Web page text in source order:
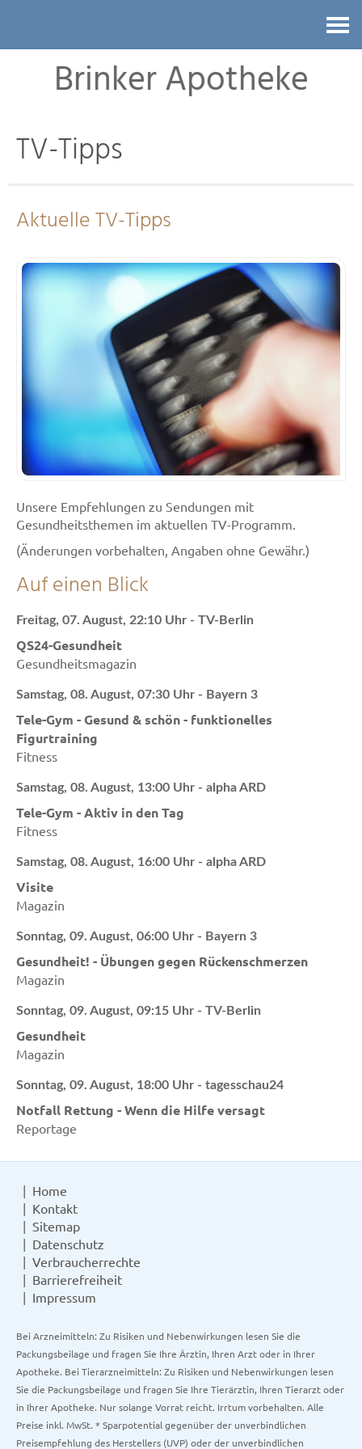
Brinker Apotheke
TV-Tipps
Aktuelle TV-Tipps
Unsere Empfehlungen zu Sendungen mit
Gesundheitsthemen im aktuellen TV-Programm.
(Änderungen vorbehalten, Angaben ohne Gewähr.)
Auf einen Blick
Freitag, 07. August, 22:10 Uhr - TV-Berlin
QS24-Gesundheit
Gesundheitsmagazin
Samstag, 08. August, 07:30 Uhr - Bayern 3
Tele-Gym - Gesund & schön - funktionelles
Figurtraining
Fitness
Samstag, 08. August, 13:00 Uhr - alpha ARD
Tele-Gym - Aktiv in den Tag
Fitness
Samstag, 08. August, 16:00 Uhr - alpha ARD
Visite
Magazin
Sonntag, 09. August, 06:00 Uhr - Bayern 3
Gesundheit! - Übungen gegen Rückenschmerzen
Magazin
Sonntag, 09. August, 09:15 Uhr - TV-Berlin
Gesundheit
Magazin
Sonntag, 09. August, 18:00 Uhr - tagesschau24
Notfall Rettung - Wenn die Hilfe versagt
Reportage
Home
Kontakt
Sitemap
Datenschutz
Verbraucherrechte
Barrierefreiheit
Impressum
Bei Arzneimitteln: Zu Risiken und Nebenwirkungen lesen Sie die
Packungsbeilage und fragen Sie Ihre Ärztin, Ihren Arzt oder in Ihrer
Apotheke. Bei Tierarzneimitteln: Zu Risiken und Nebenwirkungen lesen
Sie die Packungsbeilage und fragen Sie Ihre Tierärztin, Ihren Tierarzt oder
in Ihrer Apotheke. Nur solange Vorrat reicht. Irrtum vorbehalten. Alle
Preise inkl. MwSt. * Sparpotential gegenüber der unverbindlichen
Preisempfehlung des Herstellers (UVP) oder der unverbindlichen